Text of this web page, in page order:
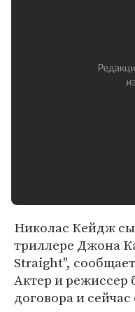
Николас Кейдж
триллере Джона
Straight",
Актер и режиссер
договора и